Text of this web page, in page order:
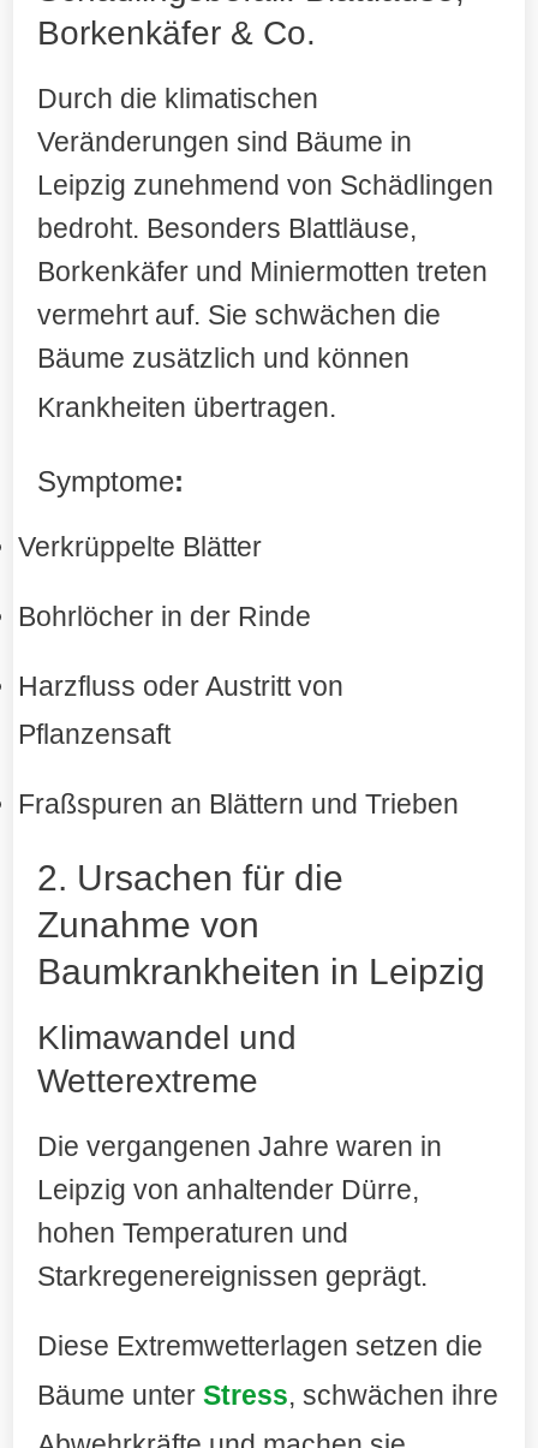
Borkenkäfer & Co.
Durch die klimatischen
Veränderungen sind Bäume in
Leipzig zunehmend von Schädlingen
bedroht. Besonders Blattläuse,
Borkenkäfer und Miniermotten treten
vermehrt auf. Sie schwächen die
Bäume zusätzlich und können
Krankheiten übertragen.
Symptome:
Verkrüppelte Blätter
Bohrlöcher in der Rinde
Harzfluss oder Austritt von
Pflanzensaft
Fraßspuren an Blättern und Trieben
2. Ursachen für die
Zunahme von
Baumkrankheiten in Leipzig
Klimawandel und
Wetterextreme
Die vergangenen Jahre waren in
Leipzig von anhaltender Dürre,
hohen Temperaturen und
Starkregenereignissen geprägt.
Diese Extremwetterlagen setzen die
Bäume unter Stress, schwächen ihre